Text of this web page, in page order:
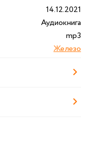
14.12.2021
Аудиокнига
mp3
Железо